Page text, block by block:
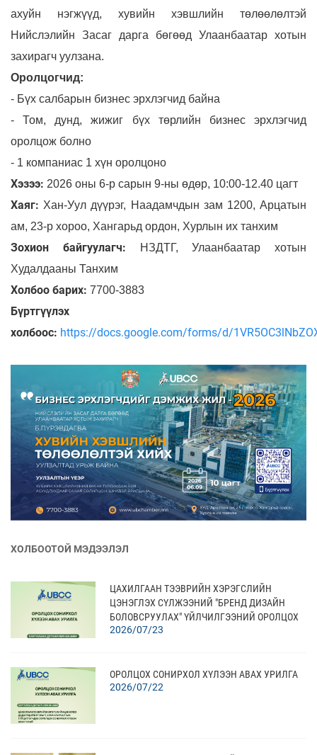
ахуйн нэгжүүд, хувийн хэвшлийн төлөөлөлтэй
Нийслэлийн Засаг дарга бөгөөд Улаанбаатар хотын
захирагч уулзана.
Оролцогчид:
- Бүх салбарын бизнес эрхлэгчид байна
- Том, дунд, жижиг бүх төрлийн бизнес эрхлэгчид
оролцож болно
- 1 компаниас 1 хүн оролцоно
Хэзээ: 2026 оны 6-р сарын 9-ны өдөр, 10:00-12.40 цагт
Хаяг:Хан-Уул дүүрэг, Наадамчдын зам 1200, Арцатын
ам, 23-р хороо, Хангарьд ордон, Хурлын их танхим
Зохион байгуулагч:
НЗДТГ, Улаанбаатар хотын
Худалдааны Танхим
Холбоо барих: 7700-3883
Бүртгүүлэх
холбоос: https://docs.google.com/forms/d/
ХОЛБООТОЙ МЭДЭЭЛЭЛ
ЦАХИЛГААН ТЭЭВРИЙН ХЭРЭГСЛИЙН
ЦЭНЭГЛЭХ СҮЛЖЭЭНИЙ "БРЕНД ДИЗАЙН
БОЛОВСРУУЛАХ" ҮЙЛЧИЛГЭЭНИЙ ОРОЛЦОХ
СОНИРХОЛ ХҮЛЭЭН АВАХ
2026/07/23
ОРОЛЦОХ СОНИРХОЛ ХҮЛЭЭН АВАХ УРИЛГА
2026/07/22